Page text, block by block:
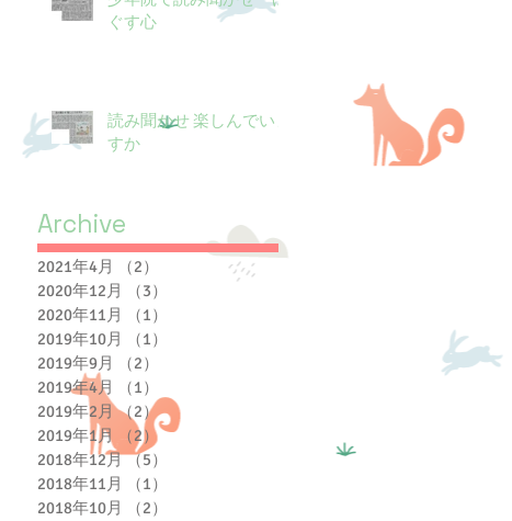
ぐす心
読み聞かせ 楽しんでいま
すか
Archive
2021年4月 （2）
2件の記事
2020年12月
（3）
2020年11月
（1）
2019年10月
（1）
2019年9月
（2）
2019年4月
（1）
2019年2月（2）2件の記事
2019年1月
（2）2件の記事
2018年12月（5）
2018年11月
（1）
2018年10月
（2）